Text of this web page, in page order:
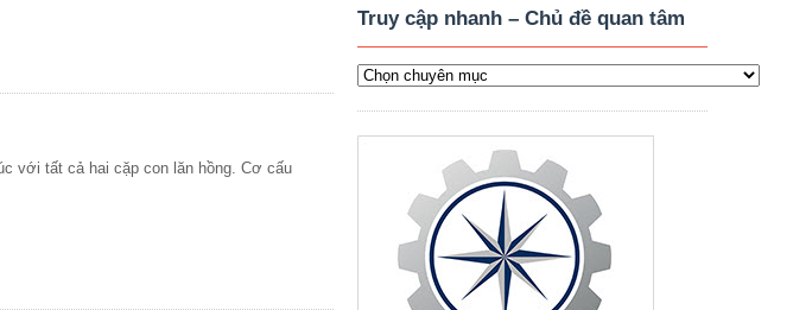
với tất cả hai cặp con lăn hồng. Cơ cấu
Truy cập nhanh – Chủ đề quan tâm